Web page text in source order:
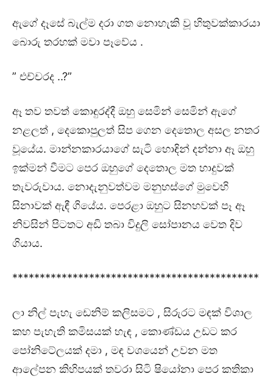
ඇගේ දෑසේ බැල්ම දරා ගත නොහැකි වූ හිතුවක්කාරයා
බොරු තරහක් මවා පෑවේය .
” එච්චරද ..?”
ඈ තව තවත් කොඳුරද්දී ඔහු සෙමින් සෙමින් ඇගේ
නළලත් , දෙකොපුලත් සිප ගෙන දෙතොල අසල නතර
වූයේය. මාන්නකාරයාගේ සැටි හොඳින් දන්නා ඈ ඔහු
ඉක්මන් වීමට පෙර ඔහුගේ දෙතොල මත හාදුවක්
තැවරුවාය. නොදැනුවත්වම මනුහස්ගේ මුවෙහි
සිනාවක් ඇඳී ගියේය. පෙරළා ඔහුට සිනහවක් පෑ ඈ
නිවසින් පිටතට අඩි තබා විදුලි සෝපානය වෙත දිව
ගියාය.
*********************************************
ලා නිල් පැහැ ඩෙනිම් කලිසමට , සිරුරට මඳක් විශාල
කහ පැහැති කමිසයක් හැඳ , කොණ්ඩය උඩට කර
පෝනිටේලයක් දමා , මඳ වශයෙන් උවන මත
ආලේපන කිහිපයක් තවරා සිටි ෂියෝනා පෙර කතිකා